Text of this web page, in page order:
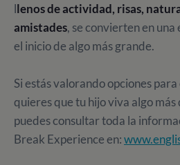
llenos de actividad, risas,
amistades, se convierten en
el inicio de algo más grande.
Si estás valorando opciones
quieres que tu hijo viva algo más
puedes consultar toda la
Break Experience en: